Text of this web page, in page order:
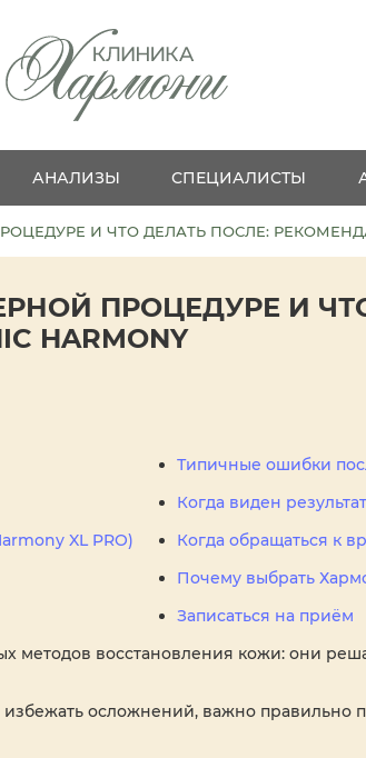
АНАЛИЗЫ СПЕЦИАЛИСТЫ
И ЧТО ДЕЛАТЬ ПОСЛЕ:
ПРОЦЕДУРЕ И
HARMONY
XL PRO)
Типичные ошибки
Когда виден результат
Когда обращаться к
Почему выбрать
Записаться на приём
методов восстановления кожи: они
осложнений, важно правильно